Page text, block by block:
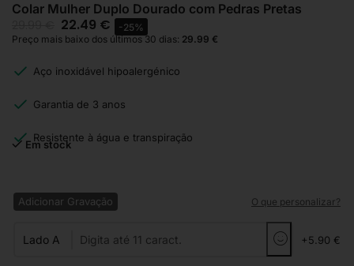
Colar Mulher Duplo Dourado com Pedras Pretas
22.49 €
-25%
Preço mais baixo dos últimos 30 dias: 29.99 €
Aço inoxidável hipoalergénico
Garantia de 3 anos
Resistente à água e transpiração
Em stock
Adicionar Gravação O que personalizar?
Lado A +5.90 €